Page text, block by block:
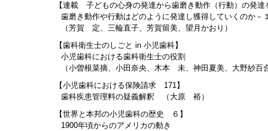
【連載 子どもの心身の発達から歯磨き動作（行動）の発達
歯磨き動作や行動はどのように発達し獲得していくのか
（芳賀 定、三輪直子、芳賀留美、望月かおり）
【歯科衛生士のしごと in 小児歯科】
小児歯科における歯科衛生士の役割
（小曽根菜摘、小田奈央、木本 未、神田夏美、大野紗百
【小児歯科における保険請求 171】
歯科疾患管理料の疑義解釈 （大原 裕）
【世界と本邦の小児歯科の歴史 ６】
1900年頃からのアメリカの動き